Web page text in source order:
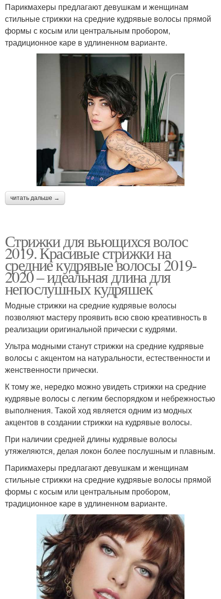
Парикмахеры предлагают девушкам и женщинам
стильные стрижки на средние кудрявые волосы прямой
формы с косым или центральным пробором,
традиционное каре в удлиненном варианте.
читать дальше →
Стрижки для вьющихся волос
2019. Красивые стрижки на
средние кудрявые волосы 2019-
2020 – идеальная длина для
непослушных кудряшек
Модные стрижки на средние кудрявые волосы
позволяют мастеру проявить всю свою креативность в
реализации оригинальной прически с кудрями.
Ультра модными станут стрижки на средние кудрявые
волосы с акцентом на натуральности, естественности и
женственности прически.
К тому же, нередко можно увидеть стрижки на средние
кудрявые волосы с легким беспорядком и небрежностью
выполнения. Такой ход является одним из модных
акцентов в создании стрижки на кудрявые волосы.
При наличии средней длины кудрявые волосы
утяжеляются, делая локон более послушным и плавным.
Парикмахеры предлагают девушкам и женщинам
стильные стрижки на средние кудрявые волосы прямой
формы с косым или центральным пробором,
традиционное каре в удлиненном варианте.